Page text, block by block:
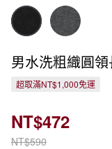
男水洗粗織圓
超取滿NT$1,000免運
NT$590
NT$472